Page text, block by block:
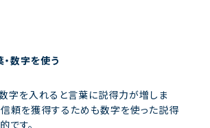
数字を使う
字を入れると言葉に説得力が増しま
信頼を獲得するためも数字を使った説得
です。